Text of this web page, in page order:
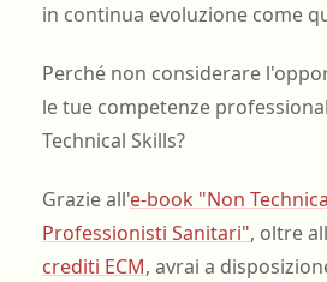
in continua evoluzione come
Perché non considerare
le tue competenze
Technical Skills?
Grazie all'e-book "Non
Professionisti Sanitari", oltre
crediti ECM, avrai a